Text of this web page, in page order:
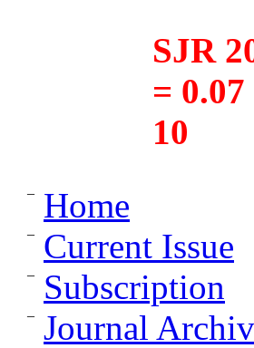
SJR
=
10
Home
Current Issue
Subscription
Journal